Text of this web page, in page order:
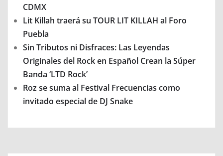
CDMX
Lit Killah traerá su TOUR LIT KILLAH al Foro
Puebla
Sin Tributos ni Disfraces: Las Leyendas
Originales del Rock en Español Crean la Súper
Banda ‘LTD Rock’
Roz se suma al Festival Frecuencias como
invitado especial de DJ Snake